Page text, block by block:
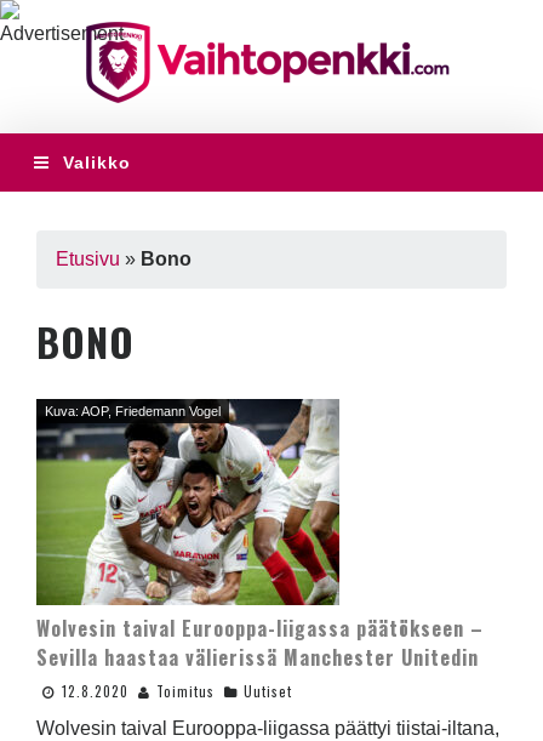
Valikko
Etusivu » Bono
BONO
Kuva: AOP, Friedemann Vogel
Wolvesin taival Eurooppa-liigassa päätökseen –
Sevilla haastaa välierissä Manchester Unitedin
12.8.2020 Toimitus Uutiset
Wolvesin taival Eurooppa-liigassa päättyi tiistai-iltana,